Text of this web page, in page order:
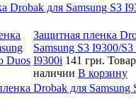
Drobak для Samsung S3
Защитная пленка
Samsung S3 I9300/
I9300i 141 грн.
наличии В корзину
Drobak для Samsung